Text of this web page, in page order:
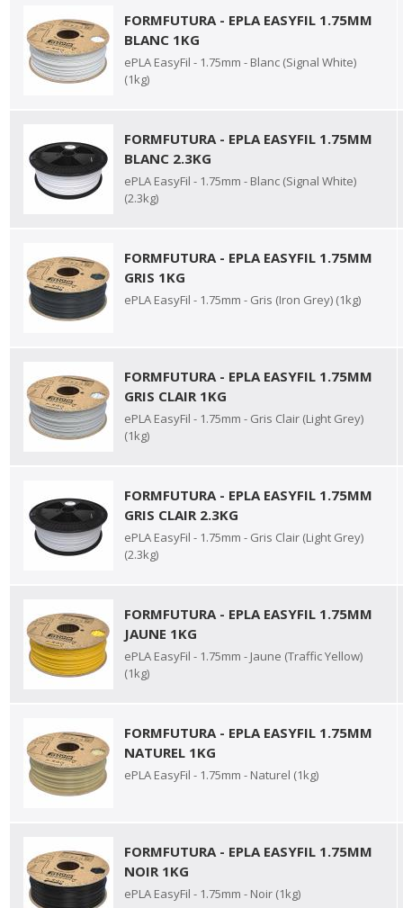
FORMFUTURA - EPLA EASYFIL 1.75MM
BLANC 1KG
ePLA EasyFil - 1.75mm - Blanc (Signal White)
(1kg)
FORMFUTURA - EPLA EASYFIL 1.75MM
BLANC 2.3KG
ePLA EasyFil - 1.75mm - Blanc (Signal White)
(2.3kg)
FORMFUTURA - EPLA EASYFIL 1.75MM
GRIS 1KG
ePLA EasyFil - 1.75mm - Gris (Iron Grey) (1kg)
FORMFUTURA - EPLA EASYFIL 1.75MM
GRIS CLAIR 1KG
ePLA EasyFil - 1.75mm - Gris Clair (Light Grey)
(1kg)
FORMFUTURA - EPLA EASYFIL 1.75MM
GRIS CLAIR 2.3KG
ePLA EasyFil - 1.75mm - Gris Clair (Light Grey)
(2.3kg)
FORMFUTURA - EPLA EASYFIL 1.75MM
JAUNE 1KG
ePLA EasyFil - 1.75mm - Jaune (Traffic Yellow)
(1kg)
FORMFUTURA - EPLA EASYFIL 1.75MM
NATUREL 1KG
ePLA EasyFil - 1.75mm - Naturel (1kg)
FORMFUTURA - EPLA EASYFIL 1.75MM
NOIR 1KG
ePLA EasyFil - 1.75mm - Noir (1kg)